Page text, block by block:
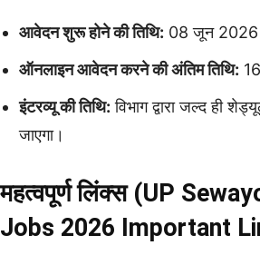
आवेदन शुरू होने की तिथि: 08 जून 2026
ऑनलाइन आवेदन करने की अंतिम तिथि:
इंटरव्यू की तिथि: विभाग द्वारा जल्द ही
जाएगा।
महत्वपूर्ण लिंक्स (UP
Jobs 2026 Important